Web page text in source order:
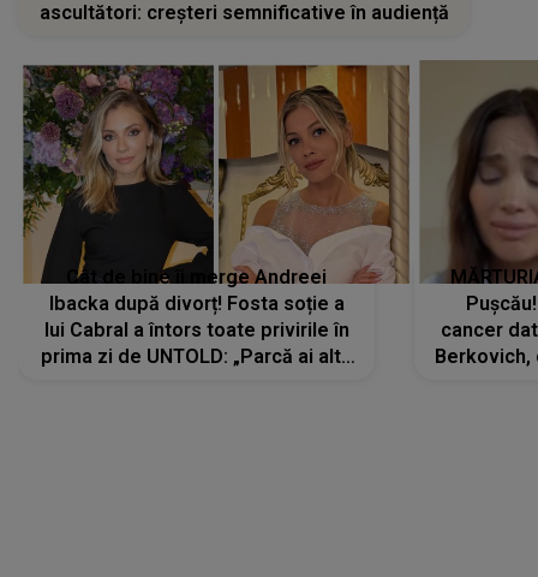
ascultători: creșteri semnificative în audiență
Cât de bine îi merge Andreei
Ibacka după divorț! Fosta soție a
lui Cabral a întors toate privirile în
prima zi de UNTOLD: „Parcă ai altă
cancer